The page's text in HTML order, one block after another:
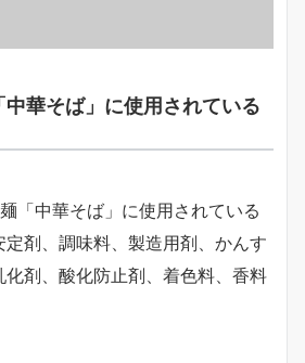
華そば」に使用されている
「中華そば」に使用されている
剤、調味料、製造用剤、かんす
化剤、酸化防止剤、着色料、香料